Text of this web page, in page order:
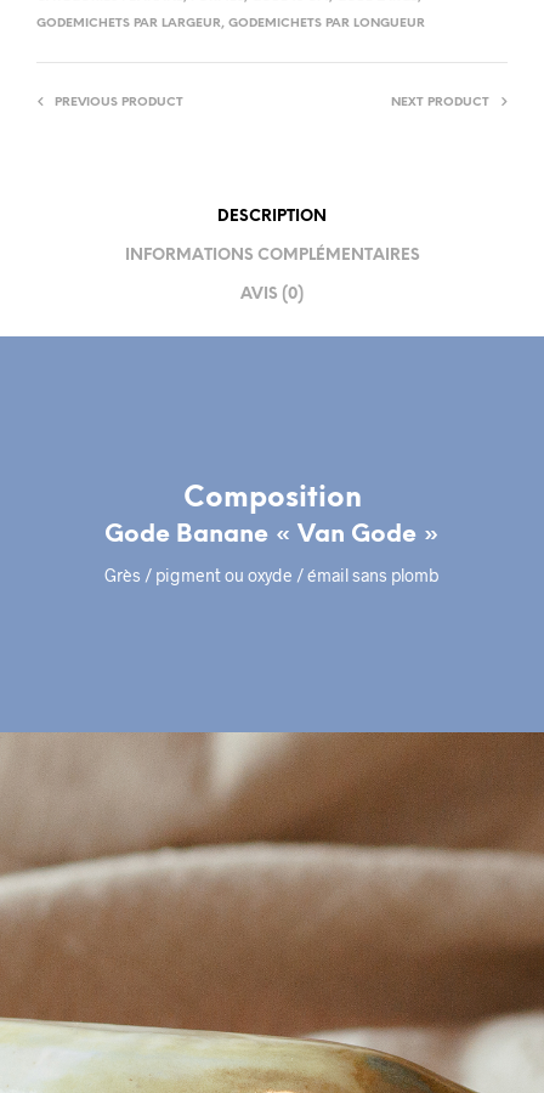
GODEMICHETS PAR LARGEUR, GODEMICHETS PAR LONGUEUR
PREVIOUS PRODUCT NEXT PRODUCT
DESCRIPTION
INFORMATIONS COMPLÉMENTAIRES
AVIS (0)
Composition
Gode Banane « Van Gode »
Grès / pigment ou oxyde / émail sans plomb